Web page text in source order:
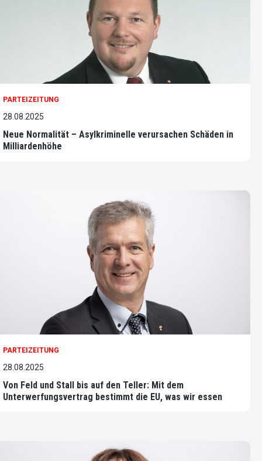
PARTEIZEITUNG
28.08.2025
Neue Normalität – Asylkriminelle verursachen Schäden in
Milliardenhöhe
PARTEIZEITUNG
28.08.2025
Von Feld und Stall bis auf den Teller: Mit dem
Unterwerfungsvertrag bestimmt die EU, was wir essen